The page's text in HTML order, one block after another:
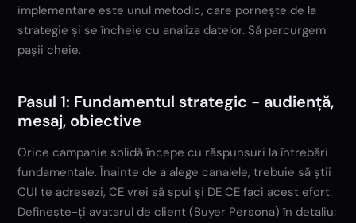
implementare este unul metodic, care pornește de la
strategie și se încheie cu analiza datelor. Să parcurgem
pașii cheie.
Pasul 1: Fundamentul strategic - audiență,
mesaj, obiective
Orice campanie solidă începe cu răspunsuri la întrebări
fundamentale. Înainte de a alege canalele, trebuie să știi
CUI te adresezi, CE vrei să spui și DE CE faci acest efort.
Definește-ți avatarul de client (Buyer Persona) în detaliu: